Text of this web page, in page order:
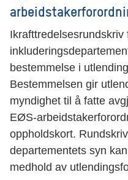
Ikrafttredelsesrundskriv
bestemmelse i
Bestemmelsen gir
myndighet til å fatte
EØS-
oppholdskort.
departementets syn
medhold av